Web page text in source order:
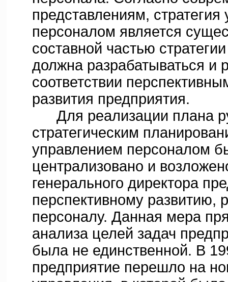
представлениям, стратегия
персоналом является
составной частью
должна разрабатываться и
соответствии
развития предприятия.
Для реализации плана
стратегическим
управлением персоналом
централизовано и
генерального директора
перспективному развитию,
персоналу. Данная мера
анализа целей задач
была не единственной. В
предприятие перешло на